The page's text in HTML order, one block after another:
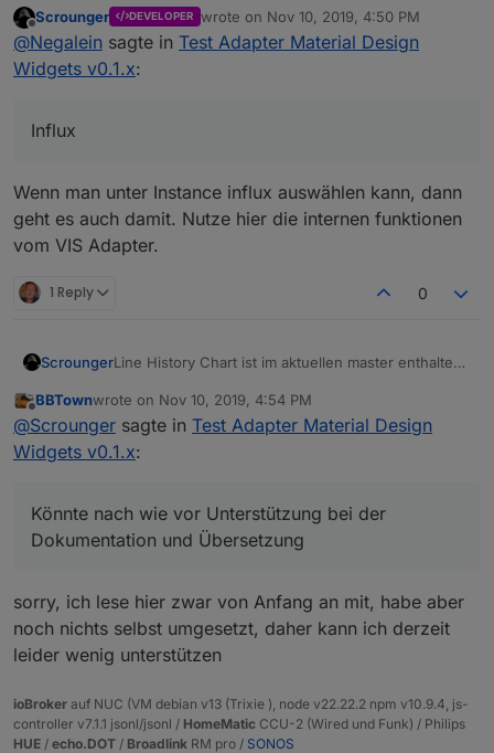
Line History Chart ist im aktuellen master
Wäre es möglich, die auch für Influx aufzunehmen?
Offline
Scrounger DEVELOPER wrote on Nov 10, 2019, 4:50 PM
last edited by
@Negalein sagte in Test Adapter Material Design
Widgets v0.1.x:
Influx
Wenn man unter Instance influx auswählen kann, dann
geht es auch damit. Nutze hier die internen funktionen
vom VIS Adapter.
1 Reply 0
ScroungerLine History Chart ist im aktuellen master enthalten
Einstellungen sind hier beschrieben:
https://github.com/Scrounger/ioBroker.vis-
materialdesign#line-history-chart
Ich hab jetzt bei allen Widgets unter Allgemein im
Editor einen Link auf die Dokumentation mit den
evtl. verfügbaren Einstellungen eingefügt, in der
Fragen aufkommen und das auch mal gelesen wird
;)
Könnte nach wie vor Unterstützung bei der
benötigen!
Offline
BBTownwrote on Nov 10, 2019, 4:54 PM
last edited by
@Scrounger sagte in Test Adapter Material Design
Widgets v0.1.x:
Könnte nach wie vor Unterstützung bei der
Dokumentation und Übersetzung
sorry, ich lese hier zwar von Anfang an mit, habe aber
noch nichts selbst umgesetzt, daher kann ich derzeit
leider wenig unterstützen
ioBroker auf NUC (VM debian v13 (Trixie ), node v22.22.2 npm v10.9.4, js-
controller v7.1.1 jsonl/jsonl / HomeMatic CCU-2 (Wired und Funk) / Philips
HUE / echo.DOT / Broadlink RM pro / SONOS